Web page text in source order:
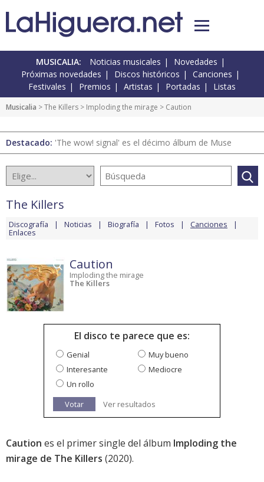
MUSICALIA: Noticias musicales
Novedades
Próximas novedades
Discos históricos
Canciones
Festivales
Premios Artistas Portadas Listas
Musicalia >The Killers > Imploding the mirage > Caution
Destacado: 'The wow! signal' es el décimo álbum de Muse
The Killers
Discografía Noticias Biografía Fotos Canciones
Enlaces
Caution
Imploding the mirage
The Killers
El disco te parece que es:
Genial
Muy bueno
Interesante
Mediocre
Un rollo
Votar
Ver resultados
Caution es el primer single del álbum Imploding the
mirage de The Killers (2020).